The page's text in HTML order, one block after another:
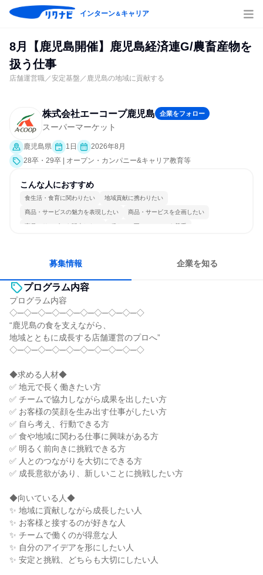
インターン＆キャリア
8月【鹿児島開催】鹿児島経済連G/農畜産物を
扱う仕事
店舗運営職／安定基盤／鹿児島の地域に貢献する
株式会社エーコープ鹿児島 企業をフォロー
スーパーマーケット
鹿児島県 1日
2026年8月
28卒・29卒 | オープン・カンパニー&キャリア教育等
こんな人におすすめ
食生活・食育に関わりたい 地域貢献に携わりたい
商品・サービスの魅力を表現したい 商品・サービスを企画したい
商品・サービスを販売したい 穏やかで互いのペースを尊重
募集情報 企業を知る
プログラム内容
プログラム内容
◇─◇─◇─◇─◇─◇─◇─◇─◇─◇
“鹿児島の食を支えながら、
地域とともに成長する店舗運営のプロへ”
◇─◇─◇─◇─◇─◇─◇─◇─◇─◇
◆求める人材◆
✅ 地元で長く働きたい方
✅ チームで協力しながら成果を出したい方
✅ お客様の笑顔を生み出す仕事がしたい方
✅ 自ら考え、行動できる方
✅ 食や地域に関わる仕事に興味がある方
✅ 明るく前向きに挑戦できる方
✅ 人とのつながりを大切にできる方
✅ 成長意欲があり、新しいことに挑戦したい方
◆向いている人◆
✨ 地域に貢献しながら成長したい人
✨ お客様と接するのが好きな人
✨ チームで働くのが得意な人
✨ 自分のアイデアを形にしたい人
✨ 安定と挑戦、どちらも大切にしたい人